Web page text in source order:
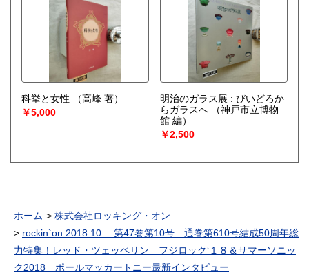
科挙と女性
（高峰 著）
￥5,000
明治のガラス展 : びいどろか
らガラスへ
（神戸市立博物
館 編）
￥2,500
ホーム
株式会社ロッキング・オン
rockin`on 2018 10 第47巻第10号 通巻第610号結成50周年総
力特集！レッド・ツェッペリン フジロック‘１８＆サマーソニッ
ク2018 ポールマッカートニー最新インタビュー